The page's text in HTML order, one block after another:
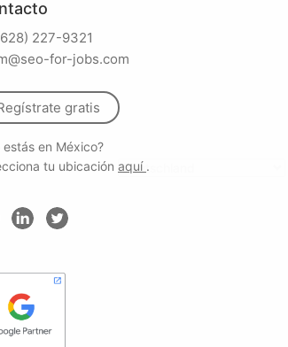
(628) 227-9321
for-jobs.com
Regístrate gratis
estás en México?
tu ubicación aquí .